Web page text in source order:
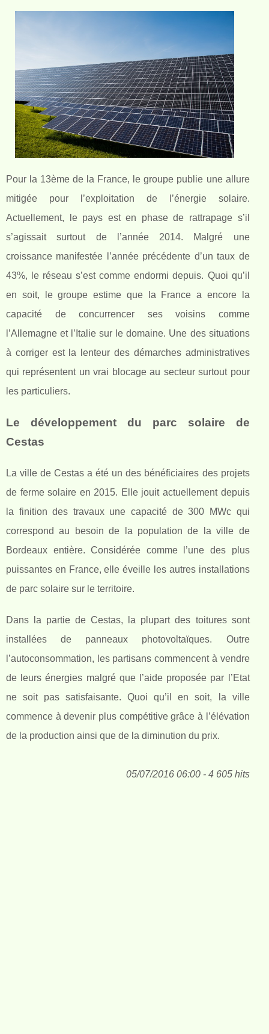
Pour la 13ème de la France, le groupe publie une allure
mitigée pour l’exploitation de l’énergie solaire.
Actuellement, le pays est en phase de rattrapage s’il
s’agissait surtout de l’année 2014. Malgré une
croissance manifestée l’année précédente d’un taux de
43%, le réseau s’est comme endormi depuis. Quoi qu’il
en soit, le groupe estime que la France a encore la
capacité de concurrencer ses voisins comme
l’Allemagne et l’Italie sur le domaine. Une des situations
à corriger est la lenteur des démarches administratives
qui représentent un vrai blocage au secteur surtout pour
les particuliers.
Le développement du parc solaire de
Cestas
La ville de Cestas a été un des bénéficiaires des projets
de ferme solaire en 2015. Elle jouit actuellement depuis
la finition des travaux une capacité de 300 MWc qui
correspond au besoin de la population de la ville de
Bordeaux entière. Considérée comme l’une des plus
puissantes en France, elle éveille les autres installations
de parc solaire sur le territoire.
Dans la partie de Cestas, la plupart des toitures sont
installées de panneaux photovoltaïques. Outre
l’autoconsommation, les partisans commencent à vendre
de leurs énergies malgré que l’aide proposée par l’Etat
ne soit pas satisfaisante. Quoi qu’il en soit, la ville
commence à devenir plus compétitive grâce à l’élévation
de la production ainsi que de la diminution du prix.
05/07/2016 06:00 - 4 605 hits